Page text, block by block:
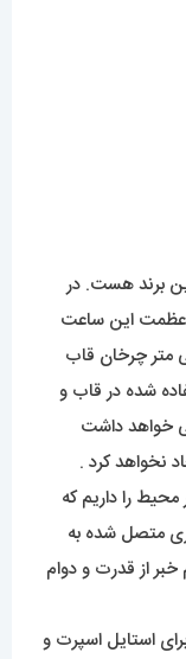
برند هست. در
این ساعت
متر چرخان قاب
شده در قاب و
خواهد داشت
نخواهد کرد .
را داریم که
متصل شده به
از قدرت و دوام
استایل اسپرت و